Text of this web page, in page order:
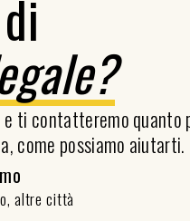
ti contatteremo quanto
come possiamo aiutarti.
altre città